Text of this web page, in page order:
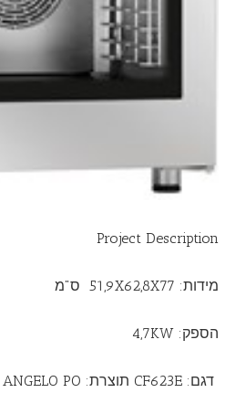
Project Description
מידות: 51,9X62,8X77 ס"מ
הספק: 4,7KW
דגם: CF623E תוצרת: ANGELO PO איטליה